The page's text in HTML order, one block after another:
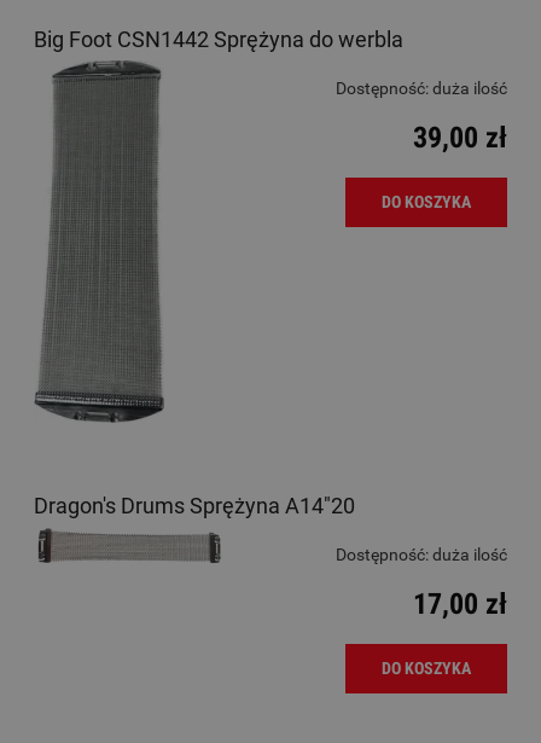
Big Foot CSN1442 Sprężyna do werbla
Dostępność:duża ilość
39,00 zł
DO KOSZYKA
Dragon's Drums Sprężyna A14"20
Dostępność:duża ilość
17,00 zł
DO KOSZYKA